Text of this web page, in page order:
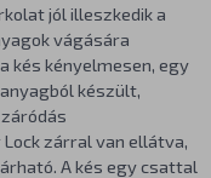
jól illeszkedik a
vágására
kés kényelmesen, egy
készült,
zárral van ellátva,
A kés egy csattal